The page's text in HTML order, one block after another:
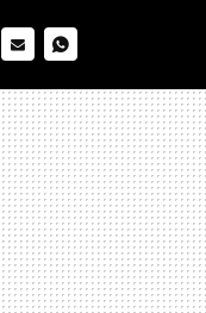
MAIL